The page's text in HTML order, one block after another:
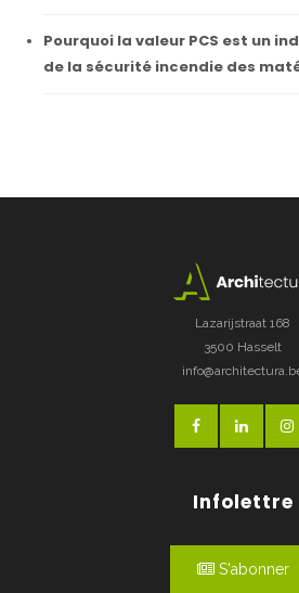
Pourquoi la valeur PCS est un
de la sécurité incendie des
Lazarijstraat 168
3500 Hasselt
Infolettre
S'abonner